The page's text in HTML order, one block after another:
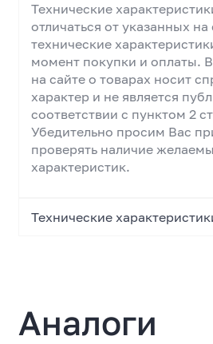
Технические
отличаться от указанных
технические
момент покупки и оплаты.
на сайте о товарах носит
характер и не является
соответствии с пунктом 2
Убедительно просим Вас
проверять наличие
характеристик.
Технические
Интерфейсный кабель
Аналоги